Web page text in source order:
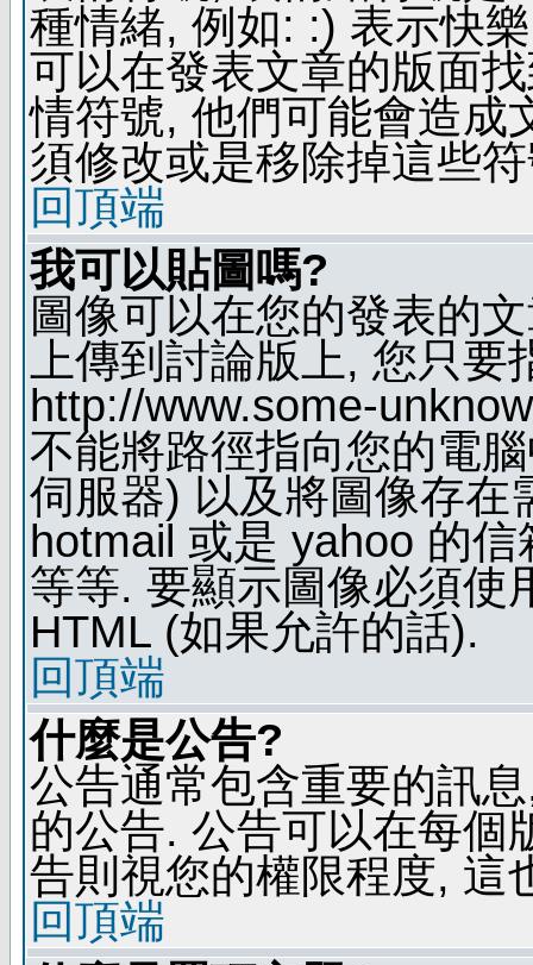
種情緒, 例如: :) 表示快
可以在發表文章的版面
情符號, 他們可能會造成
須修改或是移除掉這些
回頂端
我可以貼圖嗎?
圖像可以在您的發表的
上傳到討論版上, 您只
http://www.some-
不能將路徑指向您的電
伺服器) 以及將圖像存在
hotmail 或是 yahoo 的
等等. 要顯示圖像必須使
HTML (如果允許的話).
回頂端
什麼是公告?
公告通常包含重要的訊
的公告. 公告可以在每個
告則視您的權限程度, 這
回頂端